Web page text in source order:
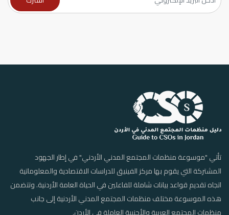
تأتي "موسوعة منظمات المجتمع المدني الأردني" في إطار الجهود
المشتركة التي يقوم بها مركز الفينيق للدراسات الاقتصادية والمعلوماتية
اتجاه تقديم قواعد بيانات شاملة للفاعلين في الحياة العامة الأردنية. وتتضمن
هذه الموسوعة مختلف منظمات المجتمع المدني الأردنية إلى جانب